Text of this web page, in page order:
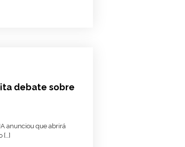
debate sobre
anunciou que abrirá
[…]